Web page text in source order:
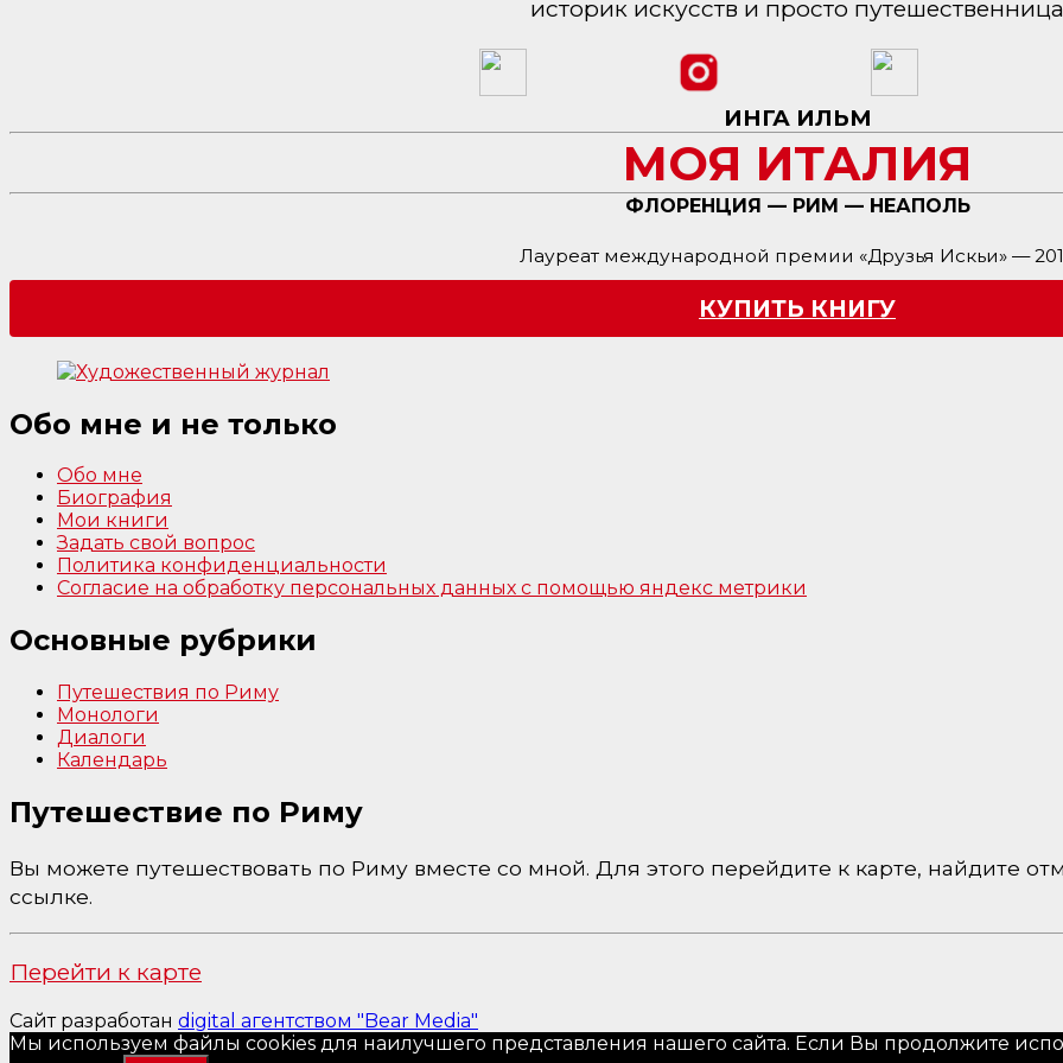
историк искусств и просто путешественница
ИНГА ИЛЬМ
МОЯ ИТАЛИЯ
ФЛОРЕНЦИЯ — РИМ — НЕАПОЛЬ
Лауреат международной премии «Друзья Искьи» —
КУПИТЬ КНИГУ
Обо мне и не только
Обо мне
Биография
Мои книги
Задать свой вопрос
Политика конфиденциальности
Согласие на обработку персональных данных с помощью яндекс метрики
Основные рубрики
Путешествия по Риму
Монологи
Диалоги
Календарь
Путешествие по Риму
Вы можете путешествовать по Риму вместе со мной. Для этого перейдите к карте, найдите
ссылке.
Перейти к карте
Сайт разработан digital агентством "Bear Media"
Мы используем файлы cookies для наилучшего представления нашего сайта. Если Вы продолжите